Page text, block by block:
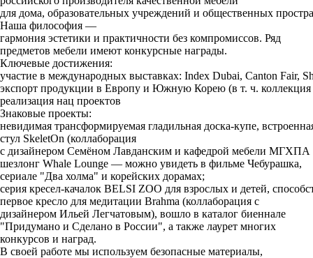
для дома, образовательных учреждений и общественных
Наша философия —
гармония эстетики и практичности без компромиссов. Ряд
предметов мебели имеют конкурсные награды.
Ключевые достижения:
участие в международных выставках: Index Dubai, Canton Fair,
экспорт продукции в Европу и Южную Корею (в т. ч. коллекция
реализация нац проектов
Знаковые проекты:
невидимая трансформируемая гладильная доска‑купе,
cтул SkeletOn (коллаборация
с дизайнером Семёном Лавданским и кафедрой мебели МГХПА
шезлонг Whale Lounge — можно увидеть в фильме Чебурашка,
сериале "Два холма" и корейских дорамах;
серия кресел‑качалок BELSI ZOO для взрослых и детей,
первое кресло для медитации Brahma (коллаборация с
дизайнером Ильей Легчатовым), вошло в каталог биеннале
"Придумано и Сделано в России", а также лаурет многих
конкурсов и наград.
В своей работе мы используем безопасные материалы,